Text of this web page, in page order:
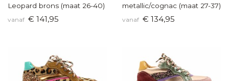
Leopard brons (maat 26-40)
vanaf € 141,95
metallic/cognac (maat 27-37)
vanaf € 134,95